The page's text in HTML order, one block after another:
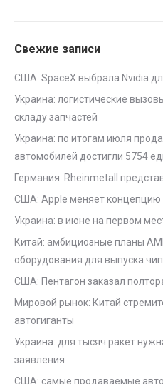
Свежие записи
США: SpaceX выбрала Nvidia
Украина: логистические
складу запчастей
Украина: по итогам июля
автомобилей достигли 5754
Германия: Rheinmetall
США: Apple меняет концепцию
Украина: в июне на первом
Китай: амбициозные планы
оборудования для выпуска
США: Пентагон заказал
Мировой рынок: Китай
автогиганты
Украина: для тысяч ракет
заявления
США: самые продаваемые